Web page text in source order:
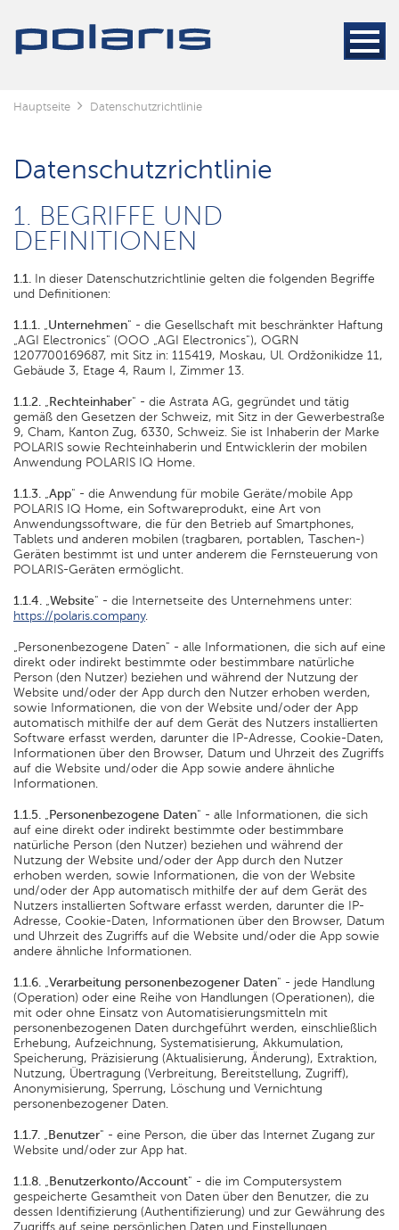
Hauptseite Datenschutzrichtlinie
Datenschutzrichtlinie
1. BEGRIFFE UND
DEFINITIONEN
1.1. In dieser Datenschutzrichtlinie gelten die folgenden Begriffe
und Definitionen:
1.1.1. „Unternehmen" - die Gesellschaft mit beschränkter Haftung
„AGI Electronics" (OOO „AGI Electronics"), OGRN
1207700169687, mit Sitz in: 115419, Moskau, Ul. Ordžonikidze 11,
Gebäude 3, Etage 4, Raum I, Zimmer 13.
1.1.2. „Rechteinhaber" - die Astrata AG, gegründet und tätig
gemäß den Gesetzen der Schweiz, mit Sitz in der Gewerbestraße
9, Cham, Kanton Zug, 6330, Schweiz. Sie ist Inhaberin der Marke
POLARIS sowie Rechteinhaberin und Entwicklerin der mobilen
Anwendung POLARIS IQ Home.
1.1.3. „App" - die Anwendung für mobile Geräte/mobile App
POLARIS IQ Home, ein Softwareprodukt, eine Art von
Anwendungssoftware, die für den Betrieb auf Smartphones,
Tablets und anderen mobilen (tragbaren, portablen, Taschen-)
Geräten bestimmt ist und unter anderem die Fernsteuerung von
POLARIS-Geräten ermöglicht.
1.1.4. „Website" - die Internetseite des Unternehmens unter:
https://polaris.company.
„Personenbezogene Daten" - alle Informationen, die sich auf eine
direkt oder indirekt bestimmte oder bestimmbare natürliche
Person (den Nutzer) beziehen und während der Nutzung der
Website und/oder der App durch den Nutzer erhoben werden,
sowie Informationen, die von der Website und/oder der App
automatisch mithilfe der auf dem Gerät des Nutzers installierten
Software erfasst werden, darunter die IP-Adresse, Cookie-Daten,
Informationen über den Browser, Datum und Uhrzeit des Zugriffs
auf die Website und/oder die App sowie andere ähnliche
Informationen.
1.1.5. „Personenbezogene Daten" - alle Informationen, die sich
auf eine direkt oder indirekt bestimmte oder bestimmbare
natürliche Person (den Nutzer) beziehen und während der
Nutzung der Website und/oder der App durch den Nutzer
erhoben werden, sowie Informationen, die von der Website
und/oder der App automatisch mithilfe der auf dem Gerät des
Nutzers installierten Software erfasst werden, darunter die IP-
Adresse, Cookie-Daten, Informationen über den Browser, Datum
und Uhrzeit des Zugriffs auf die Website und/oder die App sowie
andere ähnliche Informationen.
1.1.6. „Verarbeitung personenbezogener Daten" - jede Handlung
(Operation) oder eine Reihe von Handlungen (Operationen), die
mit oder ohne Einsatz von Automatisierungsmitteln mit
personenbezogenen Daten durchgeführt werden, einschließlich
Erhebung, Aufzeichnung, Systematisierung, Akkumulation,
Speicherung, Präzisierung (Aktualisierung, Änderung), Extraktion,
Nutzung, Übertragung (Verbreitung, Bereitstellung, Zugriff),
Anonymisierung, Sperrung, Löschung und Vernichtung
personenbezogener Daten.
1.1.7. „Benutzer" - eine Person, die über das Internet Zugang zur
Website und/oder zur App hat.
1.1.8. „Benutzerkonto/Account" - die im Computersystem
gespeicherte Gesamtheit von Daten über den Benutzer, die zu
dessen Identifizierung (Authentifizierung) und zur Gewährung des
Zugriffs auf seine persönlichen Daten und Einstellungen